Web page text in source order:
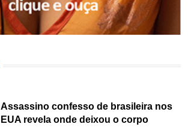
Assassino confesso de brasileira nos
EUA revela onde deixou o corpo